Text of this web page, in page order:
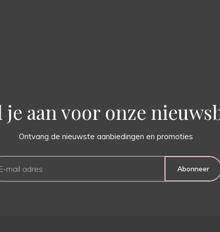
je aan voor onze
Ontvang de nieuwste aanbiedingen en promoties
Abonneer